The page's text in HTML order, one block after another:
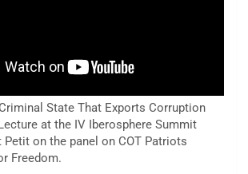
State That Exports Corruption
at the IV Iberosphere Summit
Petit on the panel on COT Patriots
Freedom.